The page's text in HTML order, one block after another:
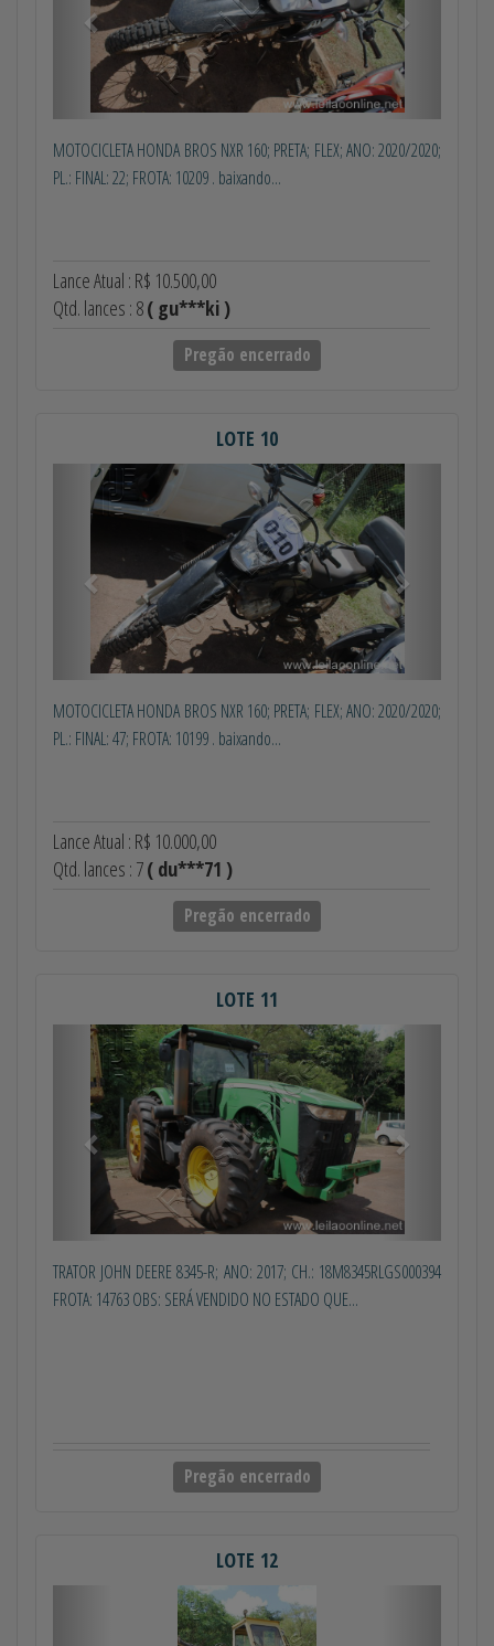
MOTOCICLETA HONDA BROS NXR 160; PRETA; FLEX; ANO: 2020/2020;
PL.: FINAL: 22; FROTA: 10209 . baixando...
Lance Atual : R$ 10.500,00
Qtd. lances : 8( gu***ki )
Pregão encerrado
LOTE 10
Anterior
MOTOCICLETA HONDA BROS NXR 160; PRETA; FLEX; ANO: 2020/2020;
PL.: FINAL: 47; FROTA: 10199 . baixando...
Lance Atual : R$ 10.000,00
Qtd. lances : 7( du***71 )
Pregão encerrado
LOTE 11
Anterior
TRATOR JOHN DEERE 8345-R; ANO: 2017; CH.: 18M8345RLGS000394
FROTA: 14763 OBS: SERÁ VENDIDO NO ESTADO QUE...
Pregão encerrado
LOTE 12